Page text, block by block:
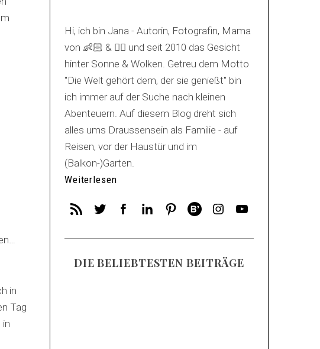
in
Tag
in
Hi, ich bin Jana - Autorin, Fotografin, Mama
von 👶🏻 & 🐕‍🦺 und seit 2010 das Gesicht
hinter Sonne & Wolken. Getreu dem Motto
"Die Welt gehört dem, der sie genießt" bin
ich immer auf der Suche nach kleinen
Abenteuern. Auf diesem Blog dreht sich
alles ums Draussensein als Familie - auf
Reisen, vor der Haustür und im
(Balkon-)Garten.
Weiterlesen
DIE BELIEBTESTEN BEITRÄGE